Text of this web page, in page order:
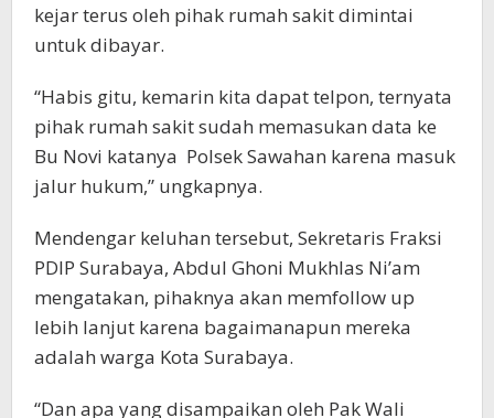
kejar terus oleh pihak rumah sakit dimintai
untuk dibayar.
“Habis gitu, kemarin kita dapat telpon, ternyata
pihak rumah sakit sudah memasukan data ke
Bu Novi katanya Polsek Sawahan karena masuk
jalur hukum,” ungkapnya.
Mendengar keluhan tersebut, Sekretaris Fraksi
PDIP Surabaya, Abdul Ghoni Mukhlas Ni’am
mengatakan, pihaknya akan memfollow up
lebih lanjut karena bagaimanapun mereka
adalah warga Kota Surabaya.
“Dan apa yang disampaikan oleh Pak Wali